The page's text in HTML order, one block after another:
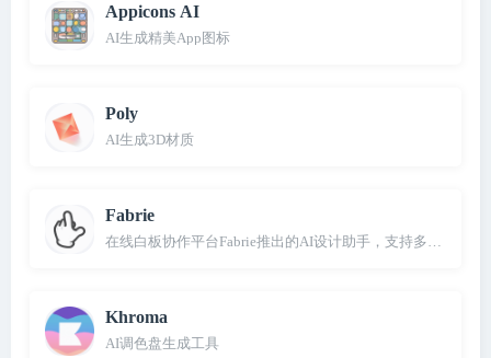
Appicons AI
AI生成精美App图标
Poly
AI生成3D材质
Fabrie
在线白板协作平台Fabrie推出的AI设计助手，支持多种渲染模
Khroma
AI调色盘生成工具